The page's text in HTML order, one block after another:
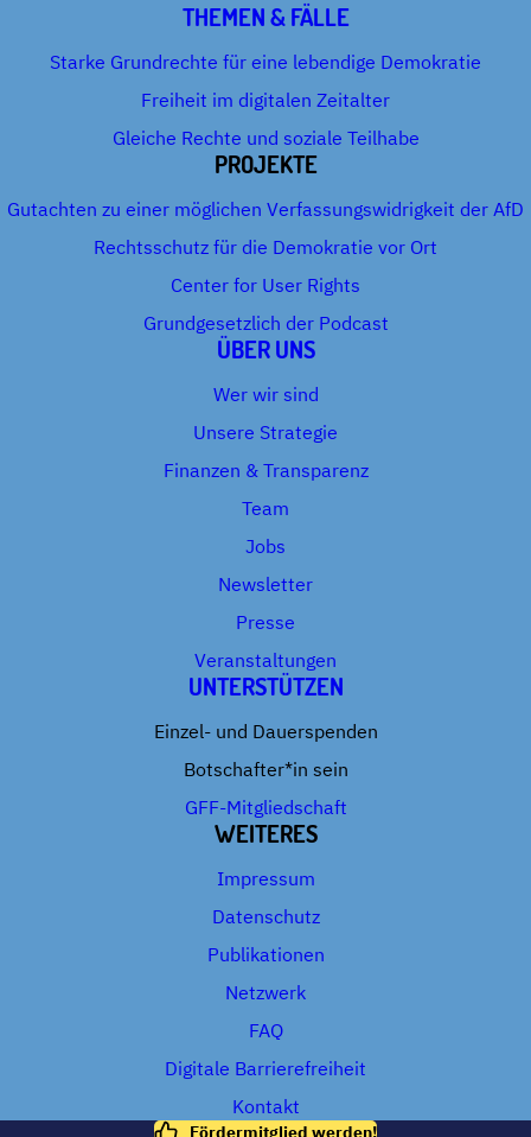
THEMEN & FÄLLE
Starke Grundrechte für eine lebendige Demokratie
Freiheit im digitalen Zeitalter
Gleiche Rechte und soziale Teilhabe
PROJEKTE
Gutachten zu einer möglichen Verfassungswidrigkeit der AfD
Rechtsschutz für die Demokratie vor Ort
Center for User Rights
Grundgesetzlich der Podcast
ÜBER UNS
Wer wir sind
Unsere Strategie
Finanzen & Transparenz
Team
Jobs
Newsletter
Presse
Veranstaltungen
UNTERSTÜTZEN
Einzel- und Dauerspenden
Botschafter*in sein
GFF-Mitgliedschaft
WEITERES
Impressum
Datenschutz
Publikationen
Netzwerk
FAQ
Digitale Barrierefreiheit
Kontakt
Fördermitglied werden!